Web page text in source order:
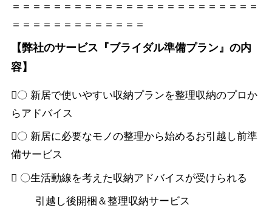
＝＝＝＝＝＝＝＝＝＝＝＝＝＝＝＝＝＝＝＝＝＝＝＝
＝＝＝＝＝＝＝＝＝＝＝＝＝
【弊社のサービス『ブライダル準備プラン』の内
容】
〇 新居で使いやすい収納プランを整理収納のプロか
らアドバイス
〇 新居に必要なモノの整理から始めるお引越し前準
備サービス
 〇生活動線を考えた収納アドバイスが受けられる
引越し後開梱＆整理収納サービス